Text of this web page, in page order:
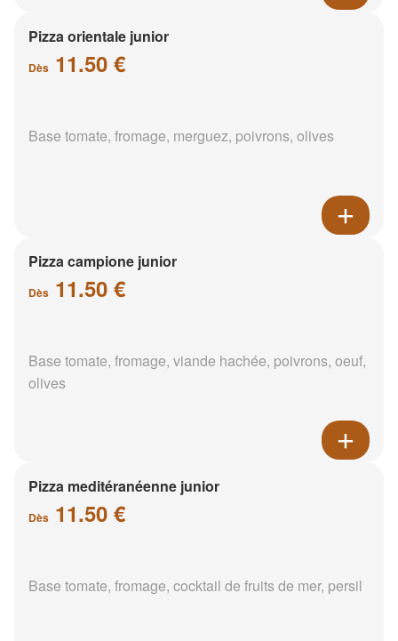
Pizza orientale junior
Dès 11.50 €
Base tomate, fromage, merguez, poivrons, olives
Pizza campione junior
Dès 11.50 €
Base tomate, fromage, viande hachée, poivrons, oeuf,
olives
Pizza meditéranéenne junior
Dès 11.50 €
Base tomate, fromage, cocktail de fruits de mer, persil